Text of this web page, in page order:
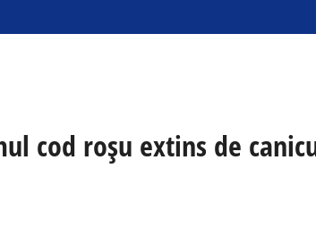
cod roșu extins de